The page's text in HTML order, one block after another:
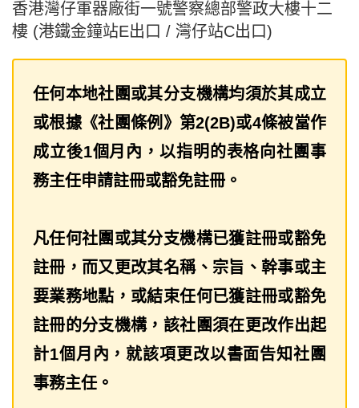
香港灣仔軍器廠街一號警察總部警政大樓十二
樓 (港鐵金鐘站E出口 / 灣仔站C出口)
任何本地社團或其分支機構均須於其成立
或根據《社團條例》第2(2B)或4條被當作
成立後1個月內，以指明的表格向社團事
務主任申請註冊或豁免註冊。
凡任何社團或其分支機構已獲註冊或豁免
註冊，而又更改其名稱、宗旨、幹事或主
要業務地點，或結束任何已獲註冊或豁免
註冊的分支機構，該社團須在更改作出起
計1個月內，就該項更改以書面告知社團
事務主任。